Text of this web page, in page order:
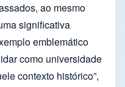
ao mesmo
significativa
emblemático
como universidade
contexto histórico”,